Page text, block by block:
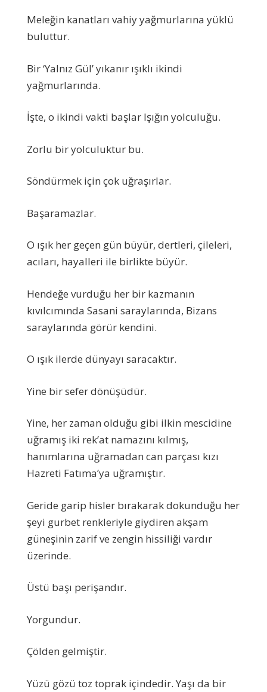
Meleğin kanatları vahiy yağmurlarına yüklü
buluttur.
Bir ‘Yalnız Gül’ yıkanır ışıklı ikindi
yağmurlarında.
İşte, o ikindi vakti başlar Işığın yolculuğu.
Zorlu bir yolculuktur bu.
Söndürmek için çok uğraşırlar.
Başaramazlar.
O ışık her geçen gün büyür, dertleri, çileleri,
acıları, hayalleri ile birlikte büyür.
Hendeğe vurduğu her bir kazmanın
kıvılcımında Sasani saraylarında, Bizans
saraylarında görür kendini.
O ışık ilerde dünyayı saracaktır.
Yine bir sefer dönüşüdür.
Yine, her zaman olduğu gibi ilkin mescidine
uğramış iki rek’at namazını kılmış,
hanımlarına uğramadan can parçası kızı
Hazreti Fatıma’ya uğramıştır.
Geride garip hisler bırakarak dokunduğu her
şeyi gurbet renkleriyle giydiren akşam
güneşinin zarif ve zengin hissiliği vardır
üzerinde.
Üstü başı perişandır.
Yorgundur.
Çölden gelmiştir.
Yüzü gözü toz toprak içindedir. Yaşı da bir